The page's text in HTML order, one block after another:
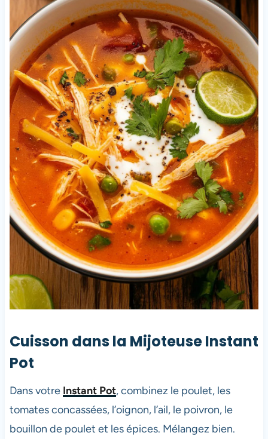
Cuisson dans la Mijoteuse Instant
Pot
Dans votre Instant Pot, combinez le poulet, les
tomates concassées, l’oignon, l’ail, le poivron, le
bouillon de poulet et les épices. Mélangez bien.